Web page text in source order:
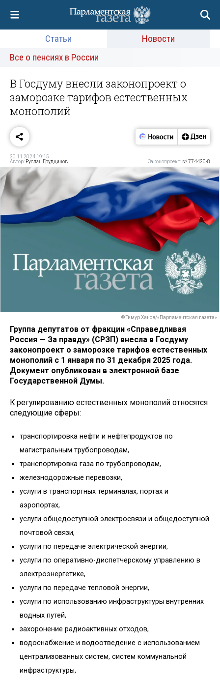
Статьи
Новости
Все о пенсиях в России
В Госдуму внесли законопроект о
заморозке тарифов естественных
монополий
20.11.2024 19:15
Автор: Руслан Грудцинов Законопроект: № 774420-8
© Тимур Ханов/«Парламентская газета»
Группа депутатов от фракции «Справедливая
Россия — За правду» (СРЗП) внесла в Госдуму
законопроект о заморозке тарифов естественных
монополий с 1 января по 31 декабря 2025 года.
Документ опубликован в электронной базе
Государственной Думы.
К регулированию естественных монополий относятся
следующие сферы:
транспортировка нефти и нефтепродуктов по
магистральным трубопроводам,
транспортировка газа по трубопроводам,
железнодорожные перевозки,
услуги в транспортных терминалах, портах и
аэропортах,
услуги общедоступной электросвязи и общедоступной
почтовой связи,
услуги по передаче электрической энергии,
услуги по оперативно-диспетчерскому управлению в
электроэнергетике,
услуги по передаче тепловой энергии,
услуги по использованию инфраструктуры внутренних
водных путей,
захоронение радиоактивных отходов,
водоснабжение и водоотведение с использованием
централизованных систем, систем коммунальной
инфраструктуры,